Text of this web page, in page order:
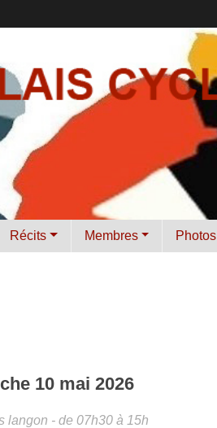
Récits Membres Photos
10 mai 2026
langon - de 07h30 à 15h